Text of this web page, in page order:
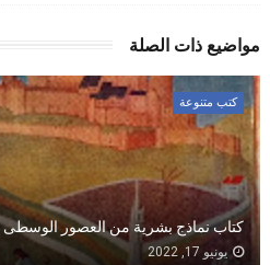
مواضيع ذات الصلة
كتب متنوعة
كتاب نماذج بشرية من العصور الوسطى
يونيو 17, 2022